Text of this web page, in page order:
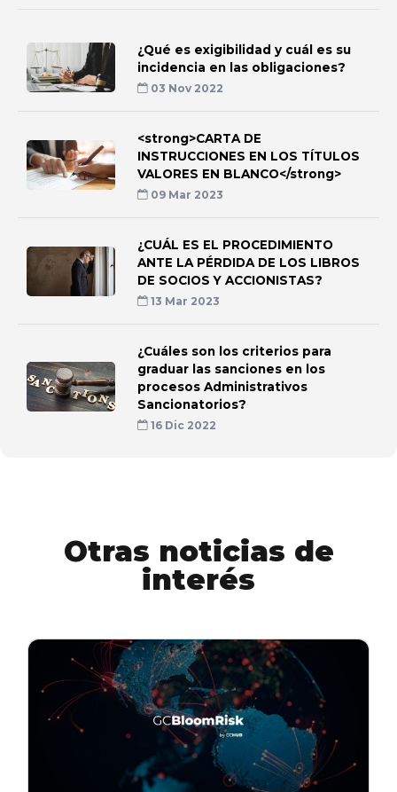
¿Qué es exigibilidad y cuál es su
incidencia en las obligaciones?
03 Nov 2022
<strong>CARTA DE
INSTRUCCIONES EN LOS TÍTULOS
VALORES EN BLANCO</strong>
09 Mar 2023
¿CUÁL ES EL PROCEDIMIENTO
ANTE LA PÉRDIDA DE LOS LIBROS
DE SOCIOS Y ACCIONISTAS?
13 Mar 2023
¿Cuáles son los criterios para
graduar las sanciones en los
procesos Administrativos
Sancionatorios?
16 Dic 2022
Otras noticias de
interés